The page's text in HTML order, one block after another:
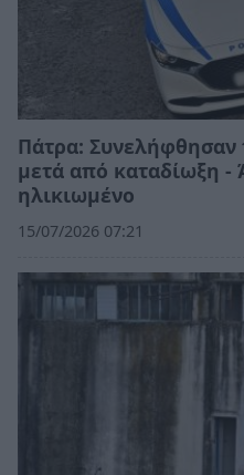
Πάτρα: Συνελήφθησαν
μετά από καταδίωξη -
ηλικιωμένο
15/07/2026 07:21